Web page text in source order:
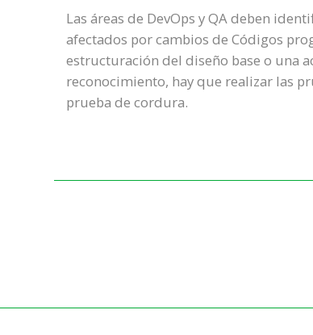
Las áreas de DevOps y QA deben
afectados por cambios de Códigos
estructuración del diseño base o una
reconocimiento, hay que realizar las
prueba de cordura.